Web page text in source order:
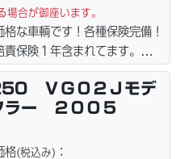
合が御座います。
な車輌です！各種保険完備！
保険１年含まれてます。全国
致します！！（離島の場合は
入可能！ｗｅｂローン・カー
らレストアまで、お気軽にお
画像見れます。
ＶＧ０２Ｊモデ
ー ２００５
格(税込み) ：